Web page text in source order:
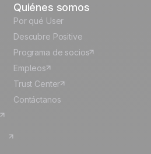
Quiénes somos
Por qué User
Descubre Positive
Programa de socios
Empleos
Trust Center
Contáctanos